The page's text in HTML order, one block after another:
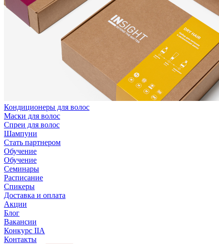
Кондиционеры для волос
Маски для волос
Спреи для волос
Шампуни
Стать партнером
Обучение
Обучение
Семинары
Расписание
Спикеры
Доставка и оплата
Акции
Блог
Вакансии
Конкурс IIA
Контакты